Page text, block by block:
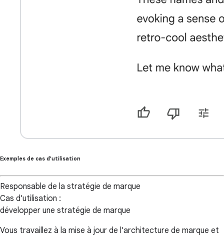
Exemples de cas d'utilisation
Responsable de la stratégie de marque
Cas d'utilisation :
développer une stratégie de marque
Vous travaillez à la mise à jour de l'architecture de marque et